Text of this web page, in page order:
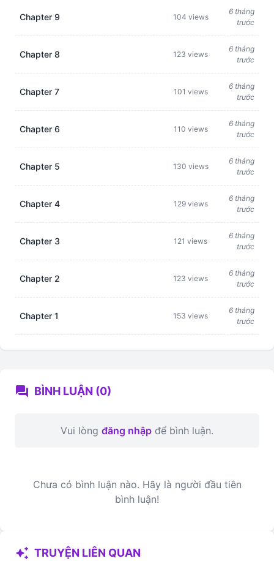
Chapter 9 104 views
6 tháng
trước
Chapter 8 123 views
6 tháng
trước
Chapter 7 101 views
6 tháng
trước
Chapter 6 110 views
6 tháng
trước
Chapter 5 130 views
6 tháng
trước
Chapter 4 129 views
6 tháng
trước
Chapter 3 121 views
6 tháng
trước
Chapter 2 123 views
6 tháng
trước
Chapter 1 153 views
6 tháng
trước
forum BÌNH LUẬN (0)
Vui lòng đăng nhập để bình luận.
Chưa có bình luận nào. Hãy là người đầu tiên
bình luận!
auto_awesome TRUYỆN LIÊN QUAN